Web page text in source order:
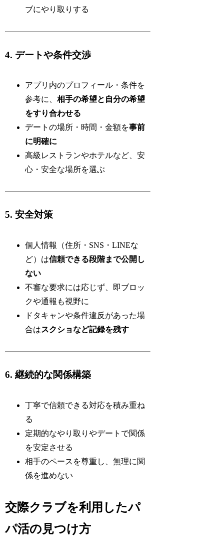
ブにやり取りする
4. デートや条件交渉
アプリ内のプロフィール・条件を
参考に、相手の希望と自分の希望
をすり合わせる
デートの場所・時間・金額を事前
に明確に
高級レストランやホテルなど、安
心・安全な場所を選ぶ
5. 安全対策
個人情報（住所・SNS・LINEな
ど）は信頼できる段階まで公開し
ない
不審な要求には応じず、即ブロッ
クや通報も視野に
ドタキャンや条件違反があった場
合はスクショなど記録を残す
6. 継続的な関係構築
丁寧で信頼できる対応を積み重ね
る
定期的なやり取りやデートで関係
を安定させる
相手のペースを尊重し、無理に関
係を進めない
交際クラブを利用したパ
パ活の見つけ方